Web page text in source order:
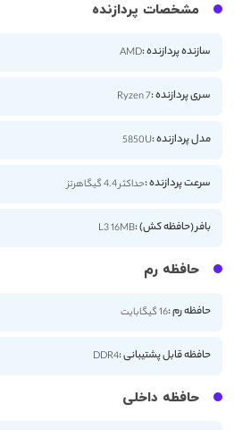
مشخصات پردازنده
سازنده پردازنده :AMD
سری پردازنده :Ryzen 7
مدل پردازنده :5850U
سرعت پردازنده :حداکثر 4.4 گیگاهرتز
بافر (حافظه کش) :L3 16MB
حافظه رم
حافظه رم :16 گیگابایت
حافظه قابل پشتیبانی :DDR4
حافظه داخلی